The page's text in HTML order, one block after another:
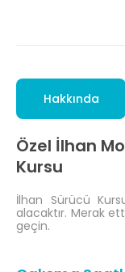
Hakkında
Özel İlhan
Kursu
İlhan Sürücü
alacaktır. Merak
geçin.